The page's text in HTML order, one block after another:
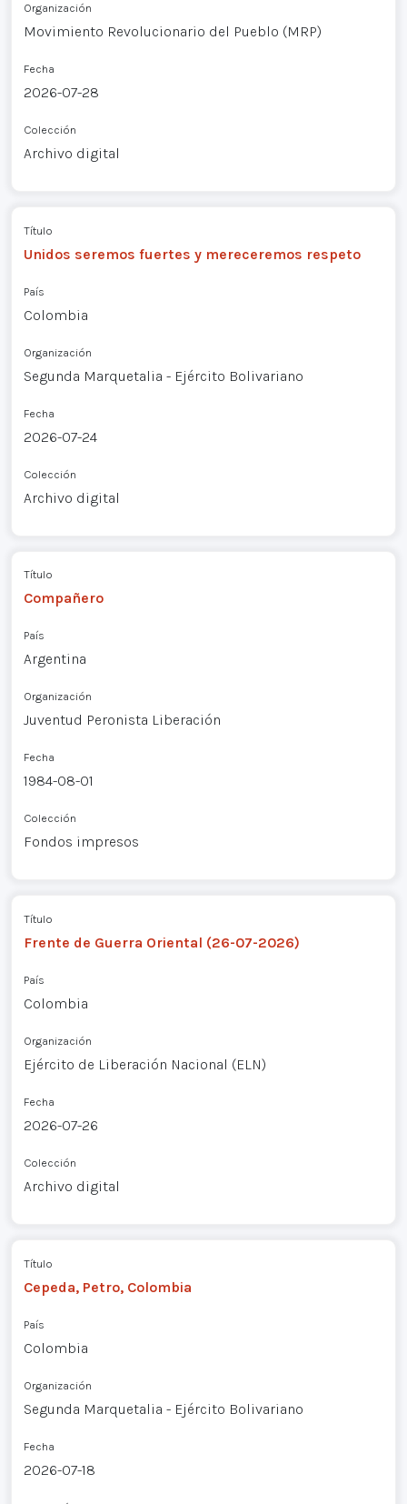
Organización
Movimiento Revolucionario del Pueblo (MRP)
Fecha
2026-07-28
Colección
Archivo digital
Título
Unidos seremos fuertes y mereceremos respeto
País
Colombia
Organización
Segunda Marquetalia - Ejército Bolivariano
Fecha
2026-07-24
Colección
Archivo digital
Título
Compañero
País
Argentina
Organización
Juventud Peronista Liberación
Fecha
1984-08-01
Colección
Fondos impresos
Título
Frente de Guerra Oriental (26-07-2026)
País
Colombia
Organización
Ejército de Liberación Nacional (ELN)
Fecha
2026-07-26
Colección
Archivo digital
Título
Cepeda, Petro, Colombia
País
Colombia
Organización
Segunda Marquetalia - Ejército Bolivariano
Fecha
2026-07-18